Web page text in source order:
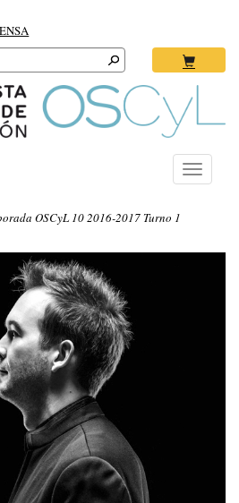
Toggle
OSCyL 10 2016-2017 Turno 1